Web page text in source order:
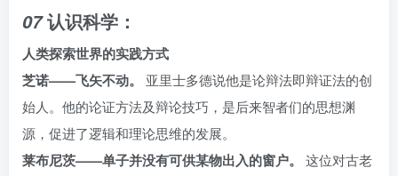
07认识科学：
人类探索世界的实践方式
芝诺——飞矢不动。 亚里士多德说他是论辩法即辩证法的创
始人。他的论证方法及辩论技巧，是后来智者们的思想渊
源，促进了逻辑和理论思维的发展。
莱布尼茨——单子并没有可供某物出入的窗户。 这位对古老